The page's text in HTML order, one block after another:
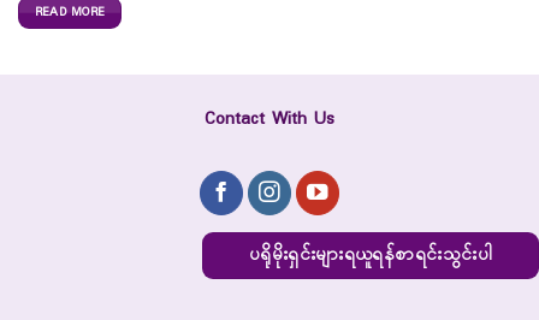
READ MORE
Contact With Us
ပရိုမိုးရှင်းများရယူရန်စာရင်းသွင်းပါ